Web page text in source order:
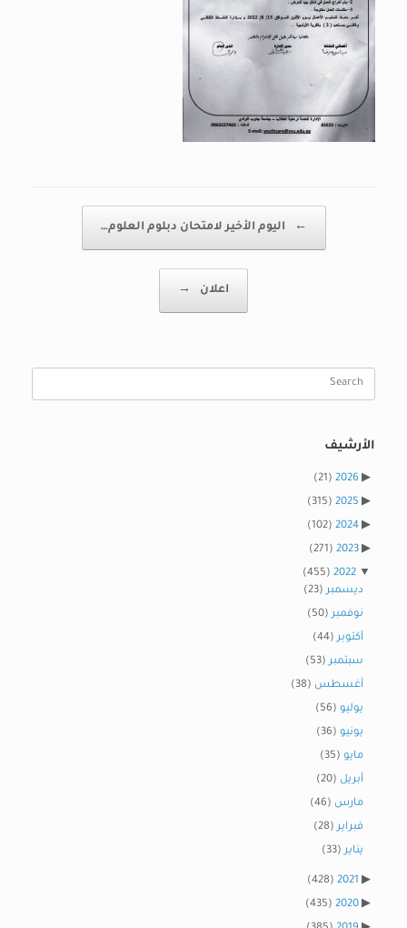
← اليوم الأخير لامتحان دبلوم العلوم…
اعلان →
الأرشيف
2026
(21)
2025
(315)
2024
(102)
2023
(271)
2022
(455)
ديسمبر (23)
نوفمبر (50)
أكتوبر (44)
سبتمبر (53)
أغسطس (38)
يوليو (56)
يونيو (36)
مايو (35)
أبريل (20)
مارس (46)
فبراير (28)
يناير (33)
2021
(428)
2020
(435)